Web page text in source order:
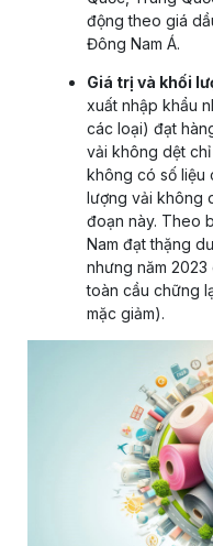
động theo giá
Đông Nam Á.
Giá trị và khối
xuất nhập khẩu
các loại) đạt
vải không dệt chỉ
không có số liệu
lượng vải không
đoạn này. Theo
Nam đạt thặng
nhưng năm
toàn cầu chững
mặc giảm).